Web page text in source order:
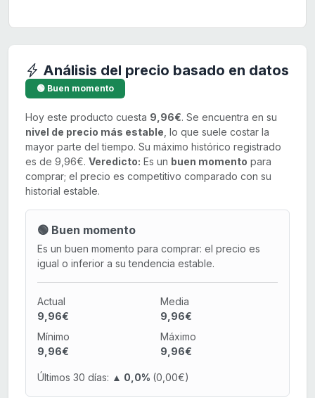
Análisis del precio basado en datos
🟢 Buen momento
Hoy este producto cuesta 9,96€. Se encuentra en su
nivel de precio más estable , lo que suele costar la
mayor parte del tiempo. Su máximo histórico registrado
es de 9,96€. Veredicto: Es un buen momento para
comprar; el precio es competitivo comparado con su
historial estable.
🟢 Buen momento
Es un buen momento para comprar: el precio es
igual o inferior a su tendencia estable.
Actual
9,96€
Media
9,96€
Mínimo
9,96€
Máximo
9,96€
Últimos 30 días: ▲ 0,0% (0,00€)